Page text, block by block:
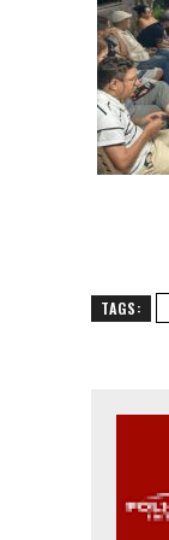
TAGS: